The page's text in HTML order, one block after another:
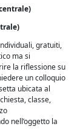
gratuiti,
ma si
la riflessione su
un colloquio
ubicata al
classe,
nell’oggetto la